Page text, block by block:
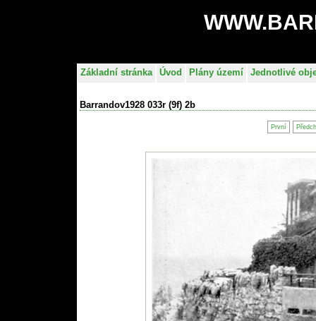
Základní stránka Úvod Plány území Jednotlivé
Barrandov1928 033r (9f) 2b
První